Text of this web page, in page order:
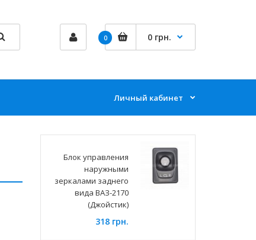
0 0 грн.
Личный кабинет
Блок управления
наружными
зеркалами заднего
вида ВАЗ-2170
(Джойстик)
318 грн.